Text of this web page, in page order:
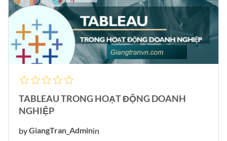
TABLEAU TRONG HOẠT ĐỘNG DOANH
NGHIỆP
byGiangTran_Adminin